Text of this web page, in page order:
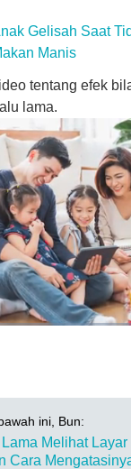
Gelisah Saat
Manis
tentang efek
lama.
ini, Bun:
Melihat
Cara